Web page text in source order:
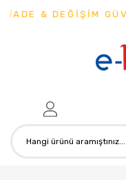
& DEĞİŞİM